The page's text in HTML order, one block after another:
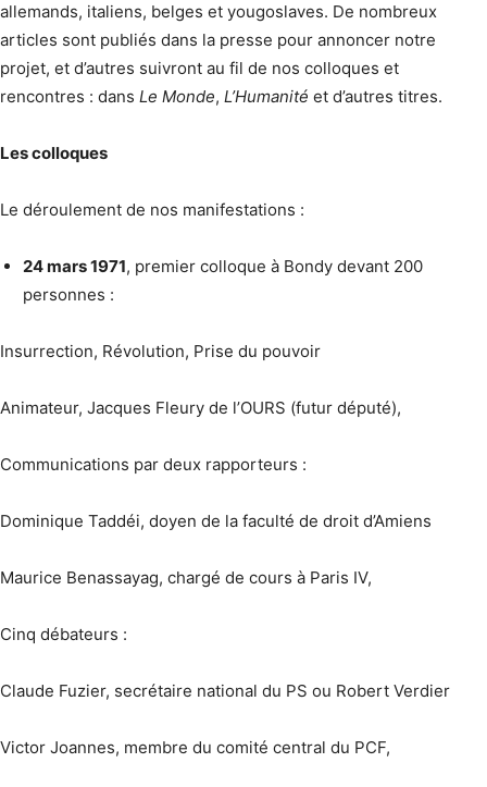
allemands, italiens, belges et yougoslaves. De nombreux
articles sont publiés dans la presse pour annoncer notre
projet, et d’autres suivront au fil de nos colloques et
rencontres : dans Le Monde, L’Humanité et d’autres titres.
Les colloques
Le déroulement de nos manifestations :
24 mars 1971, premier colloque à Bondy devant 200
personnes :
Insurrection, Révolution, Prise du pouvoir
Animateur, Jacques Fleury de l’OURS (futur député),
Communications par deux rapporteurs :
Dominique Taddéi, doyen de la faculté de droit d’Amiens
Maurice Benassayag, chargé de cours à Paris IV,
Cinq débateurs :
Claude Fuzier, secrétaire national du PS ou Robert Verdier
Victor Joannes, membre du comité central du PCF,